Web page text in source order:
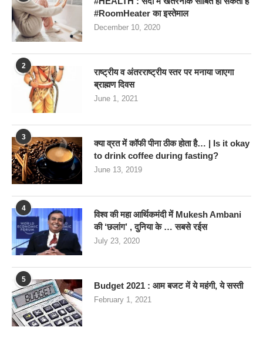
#RoomHeater का इस्तेमाल
December 10, 2020
2
राष्ट्रीय व अंतरराष्ट्रीय स्तर पर मनाया जाएगा
ब्राह्मण दिवस
June 1, 2021
3
क्या व्रत में कॉफी पीना ठीक होता है… | Is it okay
to drink coffee during fasting?
June 13, 2019
4
विश्व की महा आर्थिकमंदी में Mukesh Ambani
की ‘छलांग’ , दुनिया के … सबसे रईस
July 23, 2020
5
Budget 2021 : आम बजट में ये महंगी, ये सस्‍ती
February 1, 2021